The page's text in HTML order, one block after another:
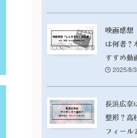
映画感想
は何者？
すすめ動
2025/8/3
長浜広奈
整形？高
フィール